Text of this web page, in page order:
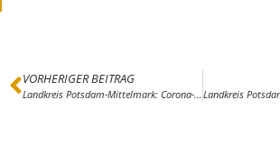
VORHERIGER BEITRAG
Landkreis Potsdam-Mittelmark: Corona-Meldung vom 10.4.2020 (255 Fälle, keine neuen Verstorbenen)